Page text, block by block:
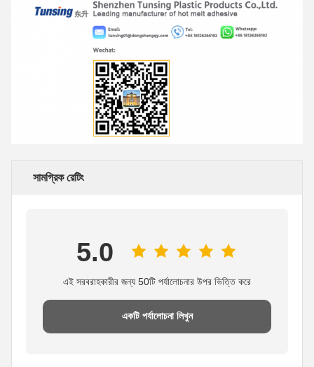
সামগ্রিক রেটিং
5.0
এই সরবরাহকারীর জন্য 50টি পর্যালোচনার উপর ভিত্তি করে
একটি পর্যালোচনা লিখুন